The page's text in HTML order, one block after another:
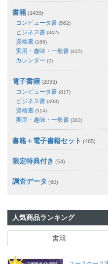
書籍 (1439)
コンピュータ書 (562)
ビジネス書 (342)
資格書 (186)
実用・趣味・一般書 (415)
カレンダー (2)
電子書籍 (2033)
コンピュータ書 (817)
ビジネス書 (403)
資格書 (514)
実用・趣味・一般書 (383)
書籍＋電子書籍セット (465)
限定特典付き (54)
調査データ (60)
人気商品ランキング
書籍